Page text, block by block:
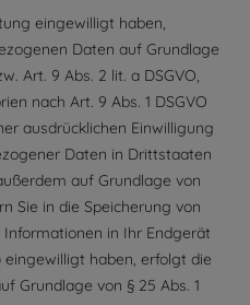
eingewilligt haben,
Daten auf Grundlage
Art. 9 Abs. 2 lit. a DSGVO,
nach Art. 9 Abs. 1 DSGVO
ausdrücklichen Einwilligung
Daten in Drittstaaten
auf Grundlage von
Sie in die Speicherung von
in Ihr Endgerät
haben, erfolgt die
Grundlage von § 25 Abs. 1